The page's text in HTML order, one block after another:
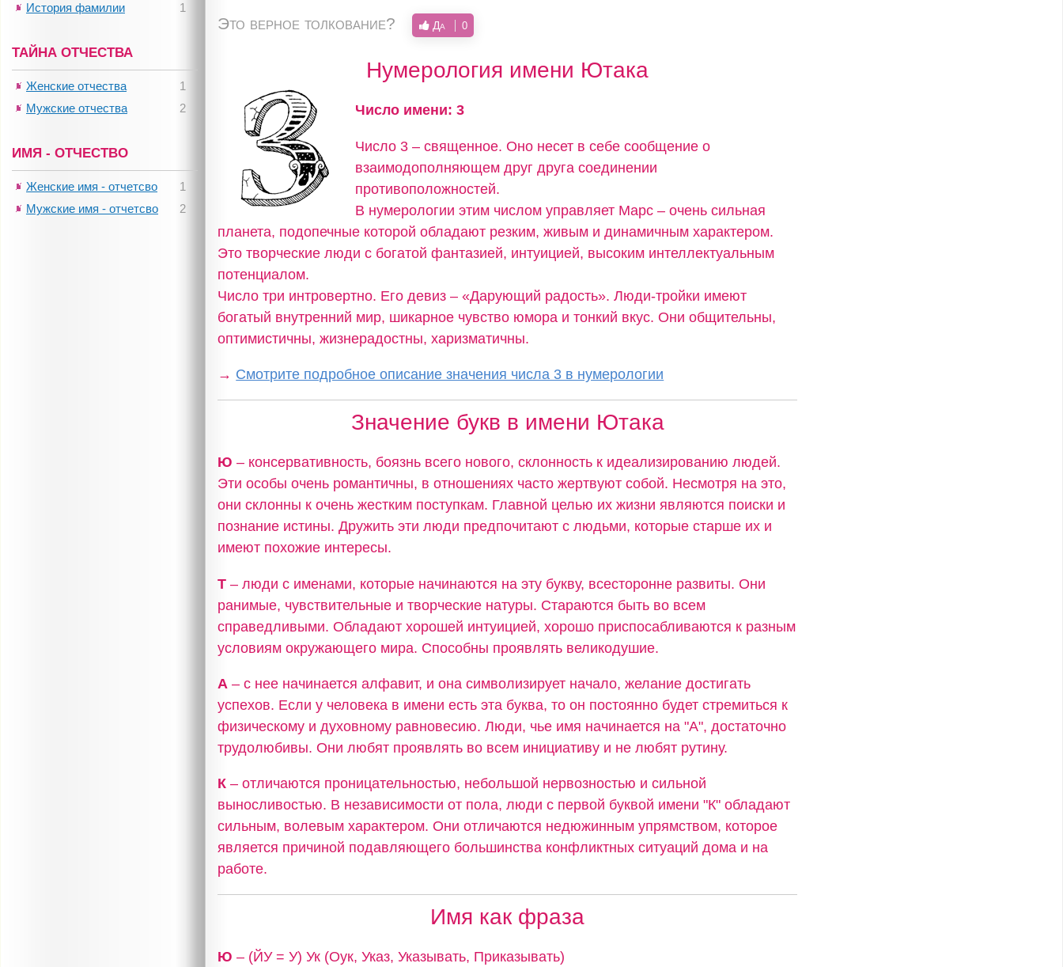
Это верное толкование? Да 0
Нумерология имени Ютака
Число имени: 3
Число 3 – священное. Оно несет в себе сообщение о
взаимодополняющем друг друга соединении
противоположностей.
В нумерологии этим числом управляет Марс – очень сильная
планета, подопечные которой обладают резким, живым и динамичным характером.
Это творческие люди с богатой фантазией, интуицией, высоким интеллектуальным
потенциалом.
Число три интровертно. Его девиз – «Дарующий радость». Люди-тройки имеют
богатый внутренний мир, шикарное чувство юмора и тонкий вкус. Они общительны,
оптимистичны, жизнерадостны, харизматичны.
→ Смотрите подробное описание значения числа 3 в нумерологии
Значение букв в имени Ютака
Ю – консервативность, боязнь всего нового, склонность к идеализированию людей.
Эти особы очень романтичны, в отношениях часто жертвуют собой. Несмотря на это,
они склонны к очень жестким поступкам. Главной целью их жизни являются поиски и
познание истины. Дружить эти люди предпочитают с людьми, которые старше их и
имеют похожие интересы.
Т – люди с именами, которые начинаются на эту букву, всесторонне развиты. Они
ранимые, чувствительные и творческие натуры. Стараются быть во всем
справедливыми. Обладают хорошей интуицией, хорошо приспосабливаются к разным
условиям окружающего мира. Способны проявлять великодушие.
А – с нее начинается алфавит, и она символизирует начало, желание достигать
успехов. Если у человека в имени есть эта буква, то он постоянно будет стремиться к
физическому и духовному равновесию. Люди, чье имя начинается на "А", достаточно
трудолюбивы. Они любят проявлять во всем инициативу и не любят рутину.
К – отличаются проницательностью, небольшой нервозностью и сильной
выносливостью. В независимости от пола, люди с первой буквой имени "К" обладают
сильным, волевым характером. Они отличаются недюжинным упрямством, которое
является причиной подавляющего большинства конфликтных ситуаций дома и на
работе.
Имя как фраза
Ю – (ЙУ = У) Ук (Оук, Указ, Указывать, Приказывать)
1
История фамилии
ТАЙНА ОТЧЕСТВА
1
Женские отчества
2
Мужские отчества
ИМЯ - ОТЧЕСТВО
1
Женские имя - отчетсво
2
Мужские имя - отчетсво